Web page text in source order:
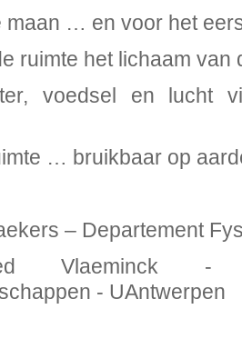
maan … en voor het
ruimte het lichaam van
voedsel en lucht
… bruikbaar op
– Departement
Vlaeminck -
- UAntwerpen